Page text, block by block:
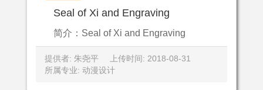
Seal of Xi and Engraving
简介：Seal of Xi and Engraving
提供者: 朱尧平
上传时间: 2018-08-31
所属专业: 动漫设计